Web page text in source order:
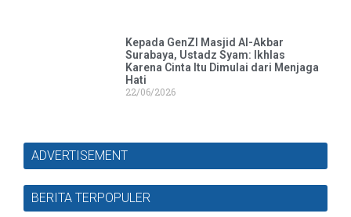
Kepada GenZI Masjid Al-Akbar
Surabaya, Ustadz Syam: Ikhlas
Karena Cinta Itu Dimulai dari Menjaga
Hati
22/06/2026
ADVERTISEMENT
BERITA TERPOPULER